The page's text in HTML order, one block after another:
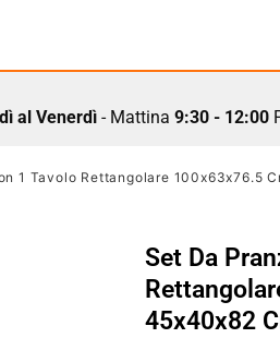
al Venerdì- Mattina 9:30 - 12:00
1 Tavolo Rettangolare 100x63x76.5
Set Da
45x40x82